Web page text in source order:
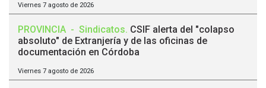
Viernes 7 agosto de 2026
PROVINCIA - Sindicatos. CSIF alerta del "colapso
absoluto" de Extranjería y de las oficinas de
documentación en Córdoba
Viernes 7 agosto de 2026